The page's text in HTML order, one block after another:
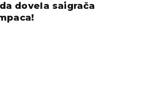
dovela saigrača